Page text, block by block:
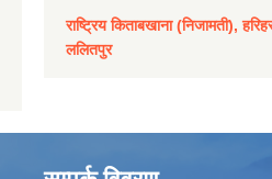
राष्ट्रिय किताबखाना (निजामती),
ललितपुर